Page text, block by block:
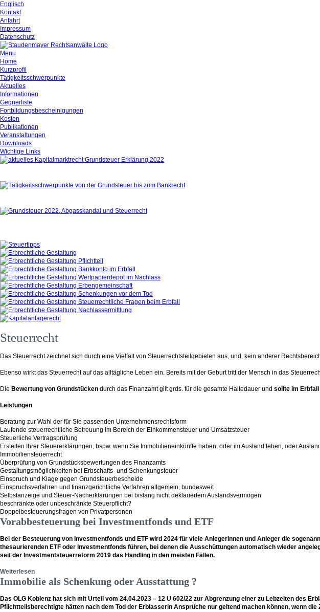
Englisch
Kontakt
Anfahrt
Impressum
Datenschutz
Menu
Home
Kurzprofil
Tätigkeitsschwerpunkte
Aktuelles
Informationen
Gegnerliste
Fortbildungsbescheinigungen
Kosten
Publikationen
Veranstaltungen
Downloads
Wichtige Links
Steuerrecht
Das Steuerrecht zeichnet sich durch eine Vielfalt von Steuerrechtsteilgebieten aus, und, kein anderer
Ebenso wirkt das Steuerrecht auf das alltägliche Leben ein. Bereits mit der Geburt tritt der Mensch in das
Die Bewertung von Grundstücken durch das Finanzamt gilt grds. für die gesamte Haltedauer und sollte im
Leistungen
Beratung zur Wahl der für Sie passenden Unternehmensrechtsform
Laufende steuerrechtliche Betreuung im Bereich der Einkommensteuer und Umsatzsteuer
Steuerliche Vertragsprüfung
Erstellen Ihrer Steuererklärungen, bspw. wenn Sie Immobilieneinkünfte haben, oder im Ausland leben, oder
Immobiliensteuerrecht
Überprüfung von Grundstücksbewertungen des Finanzamts
Gestaltungsmöglichkeiten bei Erbschafts- und Schenkungsteuer
Einspruch und Klage gegen Grundsteuerbescheide
Einspruchsverfahren und finanzgerichtliche Verfahren allgemein, bundesweit
Selbstanzeige und Steuer-Nacherklärungen bei bislang nicht deklariertem Auslandsvermögen
beschränkte oder unbeschränkte Steuerpflicht?
Doppelbesteuerungsfragen von Privatpersonen
Vorabbesteuerung bei Investmentfonds und ETF
Bei der Besteuerung von Investmentfonds und ETF wird 2024 für viele Anlegerinnen und Anleger die
thesaurierenden ETF oder Investmentfonds führen, bei denen die Ausschüttungen automatisch wieder
seit der Investmentsteuerreform 2019 das Handling in den meisten Fällen.
Weiterlesen
Immobilie als Schenkung oder Ausstattung ?
Das OLG Koblenz hat sich mit Urteil vom 24.04.2023 – 12 U 602/22 zur Abgrenzung einer zu Lebzeiten des
Pflichtteilsberechtigte hätten nach dem Tod der Erblasserin Ansprüche nur geltend machen können, wenn